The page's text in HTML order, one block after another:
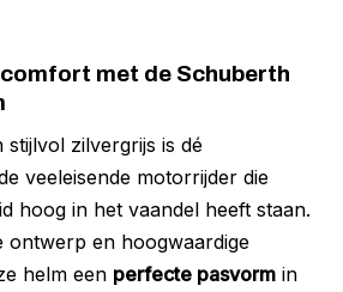
met de Schuberth
zilvergrijs is dé
veeleisende motorrijder die
hoog in het vaandel heeft staan.
ontwerp en hoogwaardige
helm een perfecte pasvorm in